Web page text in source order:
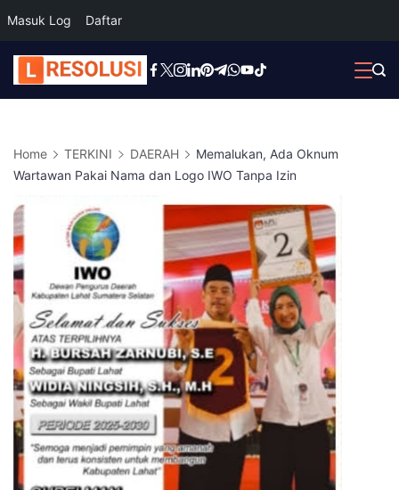
Masuk Log Daftar
Skip
to
Home TERKINI DAERAH
Memalukan, Ada Oknum
Wartawan Pakai Nama dan Logo IWO Tanpa Izin